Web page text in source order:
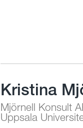
Kristina
Mjörnell Konsult
Uppsala